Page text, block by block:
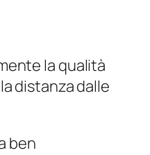
la qualità
distanza dalle
ben